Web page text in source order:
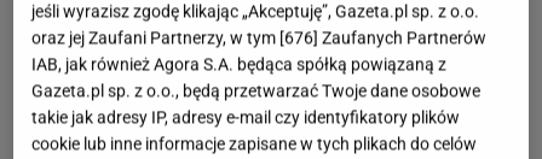
jeśli wyrazisz zgodę klikając „Akceptuję”, Gazeta.pl sp. z o.o.
oraz jej Zaufani Partnerzy, w tym [676] Zaufanych Partnerów
IAB, jak również Agora S.A. będąca spółką powiązaną z
Gazeta.pl sp. z o.o., będą przetwarzać Twoje dane osobowe
takie jak adresy IP, adresy e-mail czy identyfikatory plików
cookie lub inne informacje zapisane w tych plikach do celów